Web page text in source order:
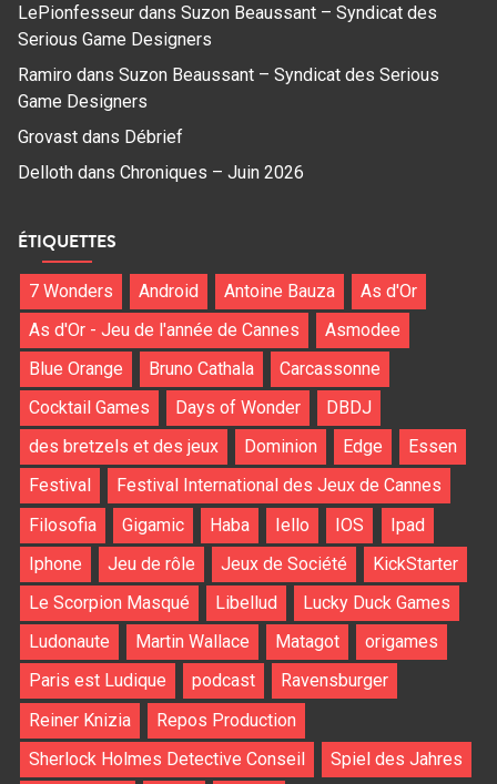
LePionfesseur dans Suzon Beaussant – Syndicat des
Serious Game Designers
Ramiro dans Suzon Beaussant – Syndicat des Serious
Game Designers
Grovast dans Débrief
Delloth dans Chroniques – Juin 2026
ÉTIQUETTES
7 Wonders Android Antoine Bauza
As d'Or
As d'Or - Jeu de l'année de Cannes
Asmodee
Blue Orange
Bruno Cathala
Carcassonne
Cocktail Games
Days of Wonder
DBDJ
des bretzels et des jeux
Dominion Edge
Essen
Festival
Festival International des Jeux de Cannes
Filosofia
Gigamic Haba Iello IOS
Ipad
Iphone
Jeu de rôle Jeux de Société
KickStarter
Le Scorpion Masqué
Libellud
Lucky Duck Games
Ludonaute
Martin Wallace Matagot
origames
Paris est Ludique
podcast
Ravensburger
Reiner Knizia
Repos Production
Sherlock Holmes Detective Conseil
Spiel des Jahres